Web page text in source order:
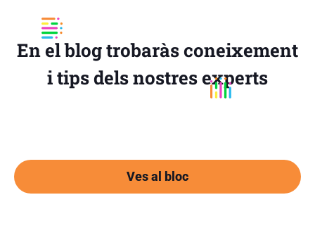
En el blog trobaràs coneixement
i tips dels nostres experts
Ves al bloc